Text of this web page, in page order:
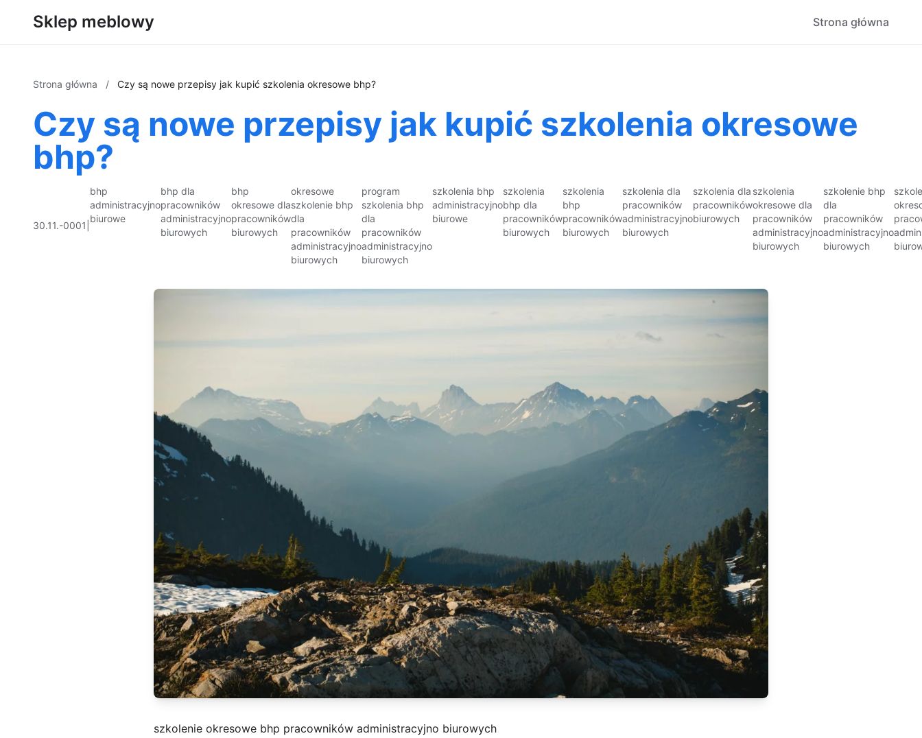
Sklep meblowy Strona główna
Strona główna / Czy są nowe przepisy jak kupić szkolenia okresowe bhp?
Czy są nowe przepisy jak kupić szkolenia okresowe
bhp?
30.11.-0001
bhp
administracyjno
biurowe
bhp dla
pracowników
administracyjno
biurowych
bhp
okresowe dla
pracowników
biurowych
okresowe
szkolenie bhp
dla
pracowników
administracyjno
biurowych
program
szkolenia bhp
dla
pracowników
administracyjno
biurowych
szkolenia bhp
administracyjno
biurowe
szkolenia
bhp dla
pracowników
biurowych
szkolenia
bhp
pracowników
biurowych
szkolenia dla
pracowników
administracyjno
biurowych
szkolenia dla
pracowników
biurowych
szkolenia
okresowe dla
pracowników
administracyjno
biurowych
szkolenie bhp
dla
pracowników
administracyjno
biurowych
szkolenie okresowe bhp pracowników administracyjno biurowych